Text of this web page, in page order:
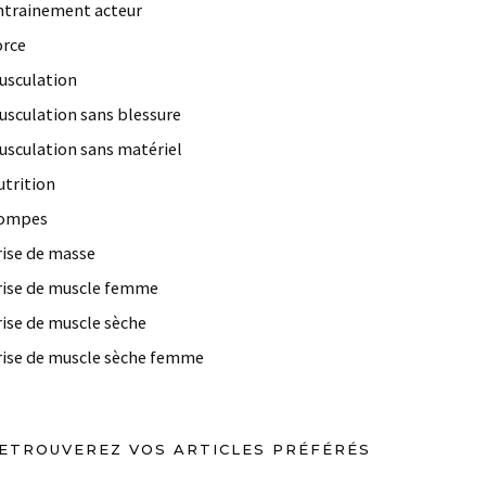
acteur
sans blessure
sans matériel
de masse
de muscle femme
de muscle sèche
de muscle sèche femme
VOS ARTICLES PRÉFÉRÉS